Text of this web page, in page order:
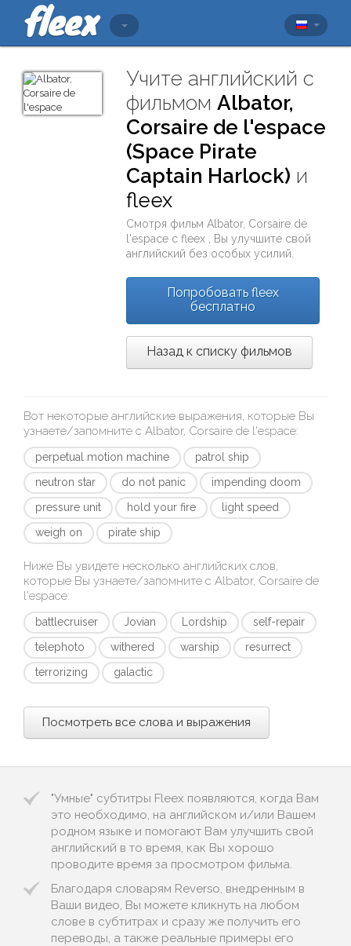
Учите английский с
фильмомAlbator,
Corsaire de l'espace
(Space Pirate
Captain Harlock) и
fleex
Смотря фильмAlbator, Corsaire de
l'espace сfleex
, Вы улучшите свой
английский без особых усилий.
Попробовать fleex
бесплатно
Назад к списку фильмов
Вот некоторые английские выражения, которые Вы
узнаете/запомните с Albator, Corsaire de l'espace:
perpetual motion machine
patrol ship
neutron star
do not panic
impending doom
pressure unit
hold your fire
light speed
weigh on
pirate ship
Ниже Вы увидете несколько английских слов,
которые Вы узнаете/запомните с Albator, Corsaire de
l'espace:
battlecruiser Jovian Lordship
self-repair
telephoto
withered warship
resurrect
terrorizing
galactic
Посмотреть все слова и выражения
"Умные" субтитры Fleex появляются, когда Вам
это необходимо, на английском и/или Вашем
родном языке и помогают Вам улучшить свой
английский в то время, как Вы хорошо
проводите время за просмотром фильма.
Благодаря словарям Reverso, внедренным в
Ваши видео, Вы можете кликнуть на любом
слове в субтитрах и сразу же получить его
переводы, а также реальные примеры его